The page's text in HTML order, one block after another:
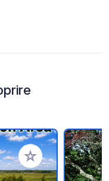
Aggiungi ai tuoi